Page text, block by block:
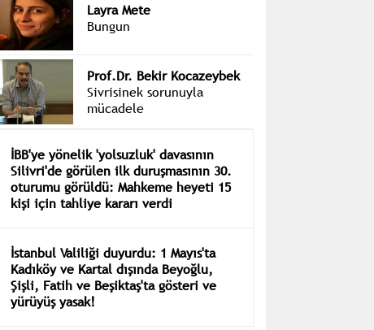
Layra Mete
Bungun
Prof.Dr. Bekir Kocazeybek
Sivrisinek sorunuyla
mücadele
İBB'ye yönelik 'yolsuzluk' davasının
Silivri'de görülen ilk duruşmasının 30.
oturumu görüldü: Mahkeme heyeti 15
kişi için tahliye kararı verdi
İstanbul Valiliği duyurdu: 1 Mayıs'ta
Kadıköy ve Kartal dışında Beyoğlu,
Şişli, Fatih ve Beşiktaş'ta gösteri ve
yürüyüş yasak!